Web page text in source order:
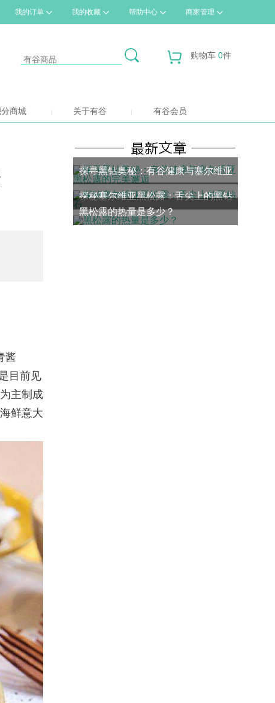
我的订单 我的收藏 帮助中心 商家管理
购物车 0件
商城 关于有谷 有谷会员
酱
目前见
主制成
鲜意大
探寻黑钻奥秘：有谷健康与塞尔维亚
黑松露的完美邂逅
探秘塞尔维亚黑松露：舌尖上的黑钻
石
黑松露的热量是多少？